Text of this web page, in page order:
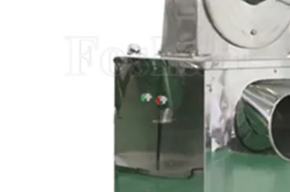
Ultrafeiner,
geräuscharmer
Pulverisierer für
Kräuternahrung und
Medizin
Brecher-